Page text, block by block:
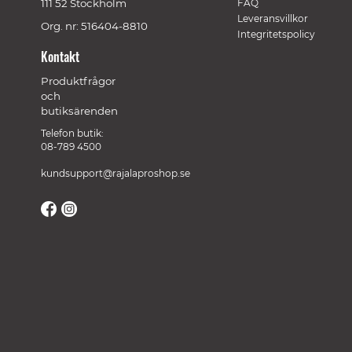
111 52 Stockholm
Org. nr: 516404-8810
Kontakt
Produktfrågor
och
butiksärenden
Telefon butik:
08-789 4500
kundsupport@rajalaproshop.se
FAQ
Leveransvillkor
Integritetspolicy